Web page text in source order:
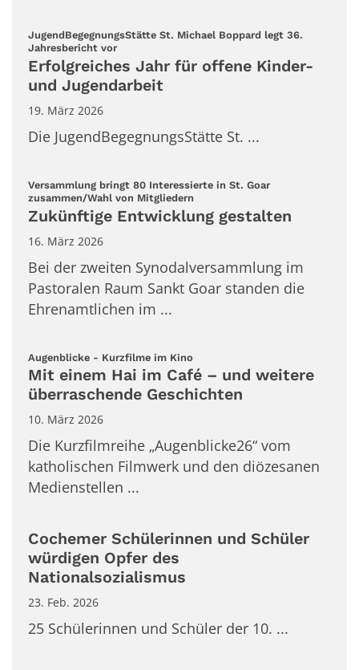
JugendBegegnungsStätte St. Michael Boppard legt 36.
Jahresbericht vor
Erfolgreiches Jahr für offene Kinder-
und Jugendarbeit
19. März 2026
Die JugendBegegnungsStätte St. ...
Versammlung bringt 80 Interessierte in St. Goar
zusammen/Wahl von Mitgliedern
Zukünftige Entwicklung gestalten
16. März 2026
Bei der zweiten Synodalversammlung im
Pastoralen Raum Sankt Goar standen die
Ehrenamtlichen im ...
Augenblicke - Kurzfilme im Kino
Mit einem Hai im Café – und weitere
überraschende Geschichten
10. März 2026
Die Kurzfilmreihe „Augenblicke26“ vom
katholischen Filmwerk und den diözesanen
Medienstellen ...
Cochemer Schülerinnen und Schüler
würdigen Opfer des
Nationalsozialismus
23. Feb. 2026
25 Schülerinnen und Schüler der 10. ...